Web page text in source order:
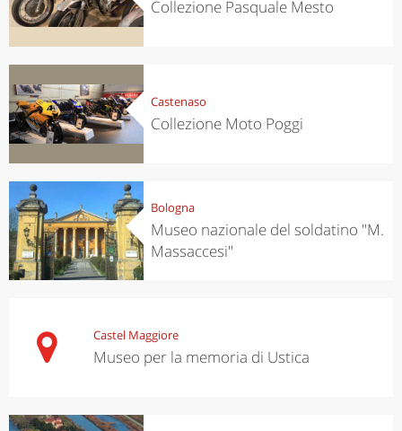
Collezione Pasquale Mesto
Castenaso
Collezione Moto Poggi
Bologna
Museo nazionale del soldatino "M.
Massaccesi"
Castel Maggiore
Museo per la memoria di Ustica